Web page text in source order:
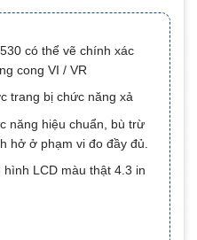
có thể vẽ chính xác
cong VI / VR
trang bị chức năng xả
năng hiệu chuẩn, bù trừ
hở ở phạm vi đo đầy đủ.
hình LCD màu thật 4.3 in